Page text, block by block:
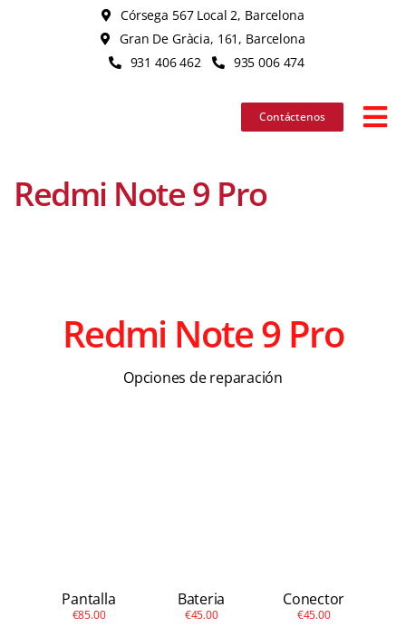
Córsega 567 Local 2, Barcelona
Gran De Gràcia, 161, Barcelona
931 406 462
935 006 474
Contáctenos
Redmi Note 9 Pro
Redmi Note 9 Pro
Opciones de reparación
Pantalla
€85.00
Bateria
€45.00
Conector
€45.00